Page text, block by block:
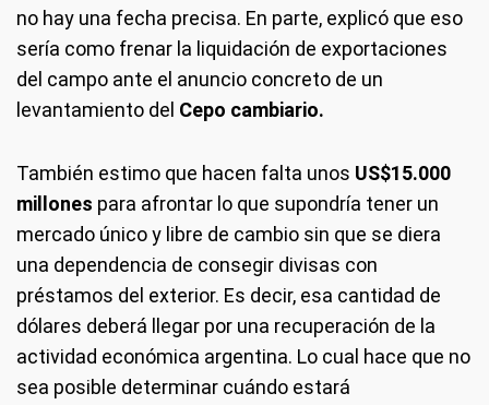
no hay una fecha precisa. En parte, explicó que eso
sería como frenar la liquidación de exportaciones
del campo ante el anuncio concreto de un
levantamiento del Cepo cambiario.
También estimo que hacen falta unos US$15.000
millones para afrontar lo que supondría tener un
mercado único y libre de cambio sin que se diera
una dependencia de consegir divisas con
préstamos del exterior. Es decir, esa cantidad de
dólares deberá llegar por una recuperación de la
actividad económica argentina. Lo cual hace que no
sea posible determinar cuándo estará